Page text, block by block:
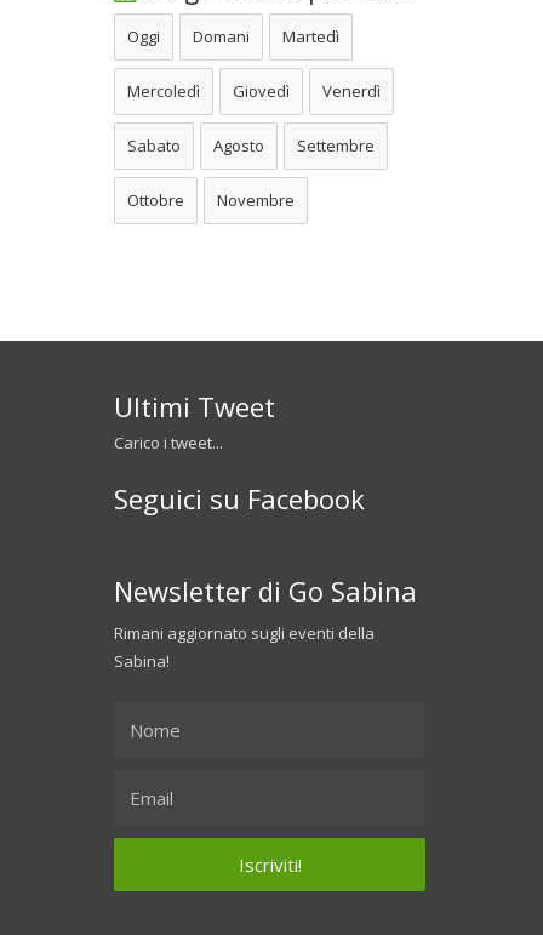
Oggi Domani Martedì
Mercoledì Giovedì Venerdì
Sabato Agosto Settembre
Ottobre Novembre
Ultimi Tweet
Carico i tweet...
Seguici su Facebook
Newsletter di Go Sabina
Rimani aggiornato sugli eventi della
Sabina!